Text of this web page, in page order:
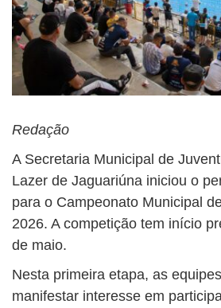
Redação
A Secretaria Municipal de
Lazer de Jaguariúna iniciou o
para o Campeonato Municipal
2026. A competição tem início
de maio.
Nesta primeira etapa, as
manifestar interesse em